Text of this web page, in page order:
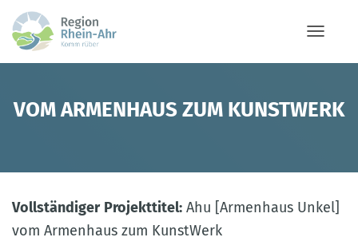
VOM ARMENHAUS ZUM KUNSTWERK
Vollständiger Projekttitel: Ahu [Armenhaus Unkel]
vom Armenhaus zum KunstWerk